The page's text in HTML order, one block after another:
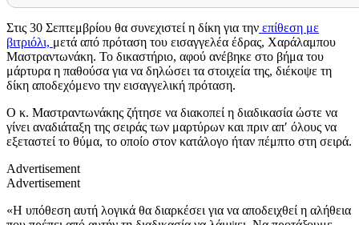
Στις 30 Σεπτεμβρίου θα συνεχιστεί η δίκη για την επίθεση με
βιτριόλι, μετά από πρόταση του εισαγγελέα έδρας, Χαράλαμπου
Μαστραντωνάκη. Το δικαστήριο, αφού ανέβηκε στο βήμα του
μάρτυρα η παθούσα για να δηλώσει τα στοιχεία της, διέκοψε τη
δίκη αποδεχόμενο την εισαγγελική πρόταση.
Ο κ. Μαστραντωνάκης ζήτησε να διακοπεί η διαδικασία ώστε να
γίνει αναδιάταξη της σειράς των μαρτύρων και πριν απ′ όλους να
εξεταστεί το θύμα, το οποίο στον κατάλογο ήταν πέμπτο στη σειρά.
Advertisement
Advertisement
«Η υπόθεση αυτή λογικά θα διαρκέσει για να αποδειχθεί η αλήθεια